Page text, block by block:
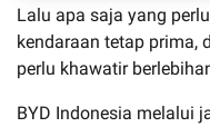
Lalu apa saja yang
kendaraan tetap prima,
perlu khawatir
BYD Indonesia melalui